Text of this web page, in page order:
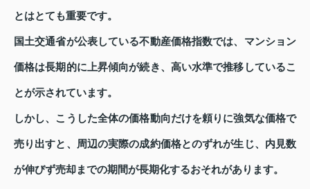
とはとても重要です。
国土交通省が公表している不動産価格指数では、マンション
価格は長期的に上昇傾向が続き、高い水準で推移しているこ
とが示されています。
しかし、こうした全体の価格動向だけを頼りに強気な価格で
売り出すと、周辺の実際の成約価格とのずれが生じ、内見数
が伸びず売却までの期間が長期化するおそれがあります。